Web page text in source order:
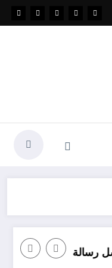
إلى شخص ما وأنت